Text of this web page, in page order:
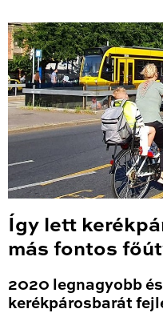
Így lett
más fontos
2020 legnagyobb
kerékpárosbarát